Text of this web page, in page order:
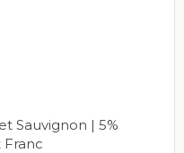
Sauvignon | 5%
Franc